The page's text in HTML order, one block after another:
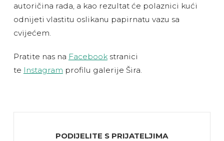
autoričina rada, a kao rezultat će polaznici kući
odnijeti vlastitu oslikanu papirnatu vazu sa
cvijećem.
Pratite nas na Facebookstranici
te Instagram profilu galerije Šira.
PODIJELITE S PRIJATELJIMA